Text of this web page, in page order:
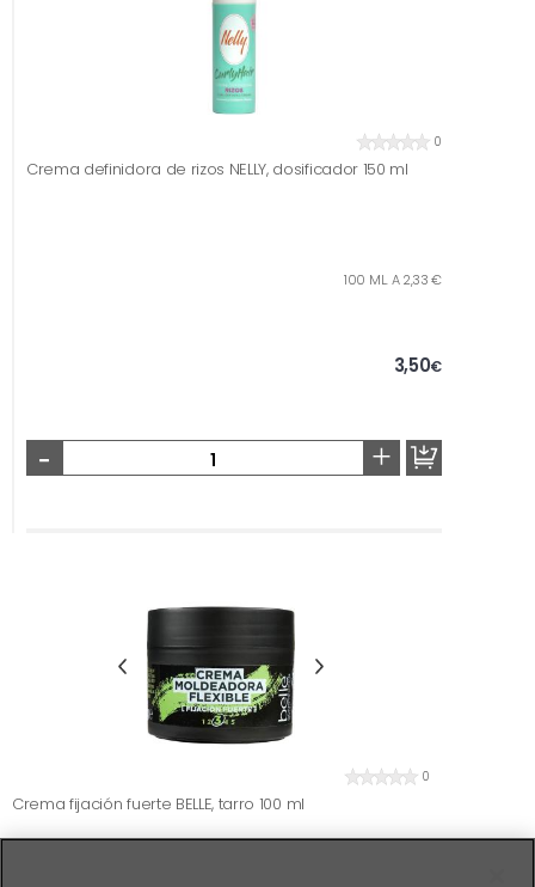
0
Crema definidora de rizos NELLY, dosificador 150 ml
100 ML. A 2,33 €
3,50€
- +
0
Crema fijación fuerte BELLE, tarro 100 ml